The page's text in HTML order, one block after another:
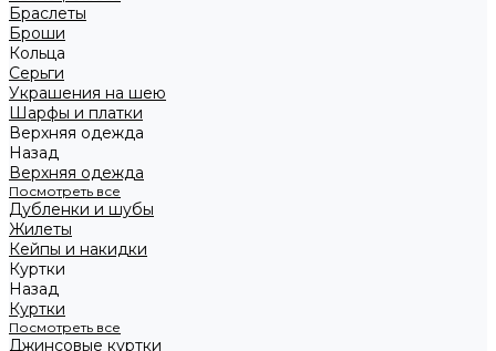
Браслеты
Броши
Кольца
Серьги
Украшения на шею
Шарфы и платки
Верхняя одежда
Назад
Верхняя одежда
Посмотреть все
Дубленки и шубы
Жилеты
Кейпы и накидки
Куртки
Назад
Куртки
Посмотреть все
Джинсовые куртки